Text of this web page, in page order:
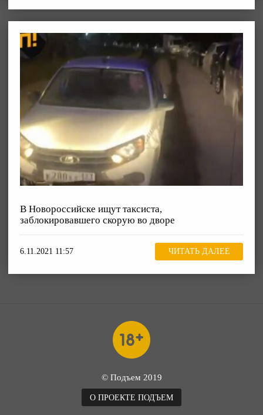
В Новороссийске ищут таксиста,
заблокировавшего скорую во дворе
6.11.2021 11:57 ЧИТАТЬ ДАЛЕЕ
© Подъем 2019
О ПРОЕКТЕ ПОДЪЕМ